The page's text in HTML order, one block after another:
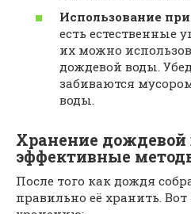
Использование
есть естественные
их можно
дождевой воды.
забиваются
воды.
Хранение дождевой
эффективные
После того как дождя
правильно её хранить. Вот